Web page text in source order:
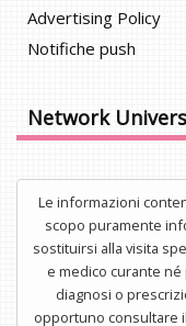
Advertising Policy
Notifiche push
Network
Le informazioni
scopo puramente
sostituirsi alla visita
e medico curante
diagnosi o
opportuno consultare